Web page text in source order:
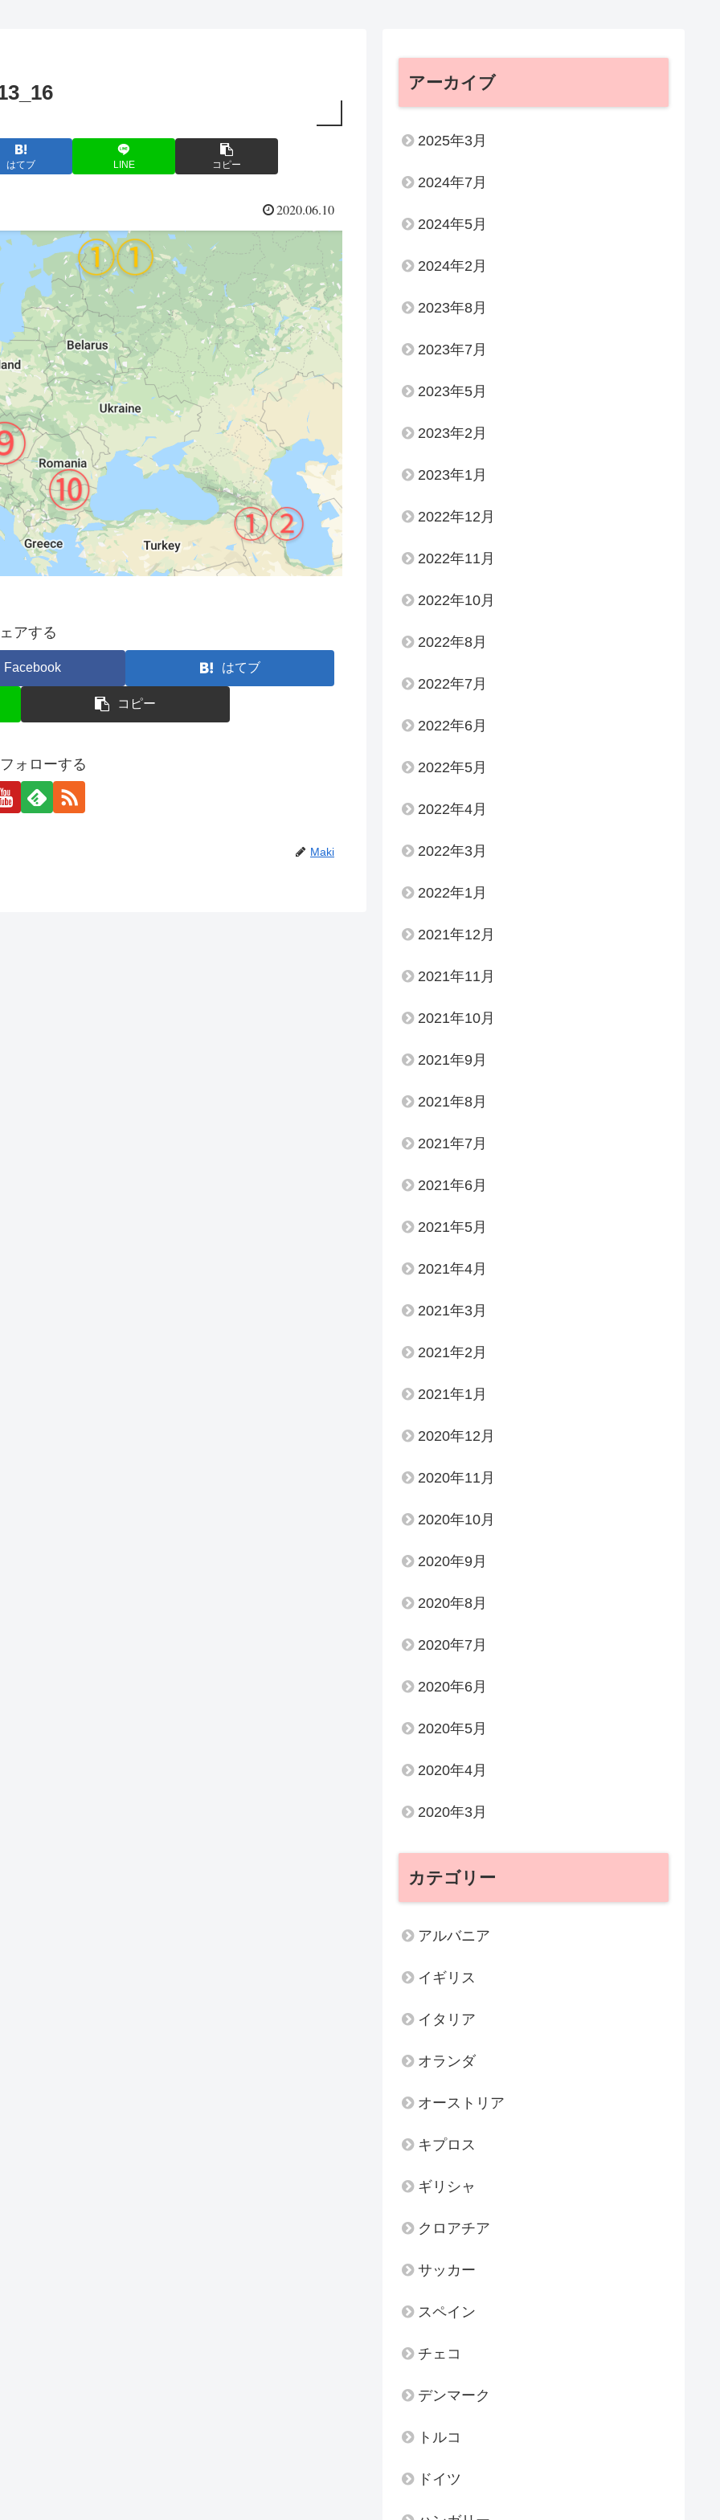
はてブ LINE コピー
2020.06.10
アする
Facebook はてブ
コピー
ォローする
Maki
アーカイブ
2025年3月
2024年7月
2024年5月
2024年2月
2023年8月
2023年7月
2023年5月
2023年2月
2023年1月
2022年12月
2022年11月
2022年10月
2022年8月
2022年7月
2022年6月
2022年5月
2022年4月
2022年3月
2022年1月
2021年12月
2021年11月
2021年10月
2021年9月
2021年8月
2021年7月
2021年6月
2021年5月
2021年4月
2021年3月
2021年2月
2021年1月
2020年12月
2020年11月
2020年10月
2020年9月
2020年8月
2020年7月
2020年6月
2020年5月
2020年4月
2020年3月
カテゴリー
アルバニア
イギリス
イタリア
オランダ
オーストリア
キプロス
ギリシャ
クロアチア
サッカー
スペイン
チェコ
デンマーク
トルコ
ドイツ